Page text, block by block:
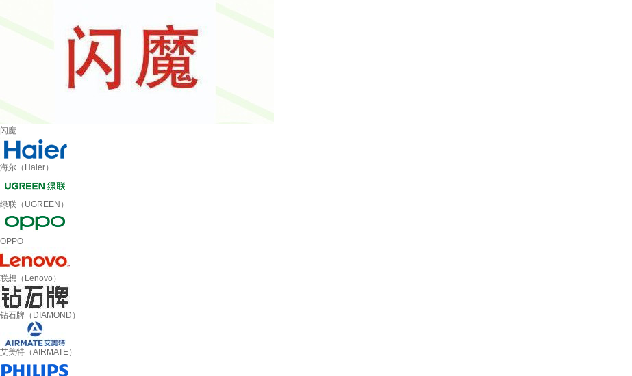
闪魔
海尔（Haier）
绿联（UGREEN）
OPPO
联想（Lenovo）
钻石牌（DIAMOND）
艾美特（AIRMATE）